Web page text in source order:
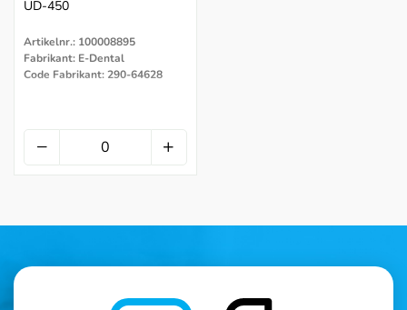
UD-450
Artikelnr.: 100008895
Fabrikant: E-Dental
Code Fabrikant: 290-64628